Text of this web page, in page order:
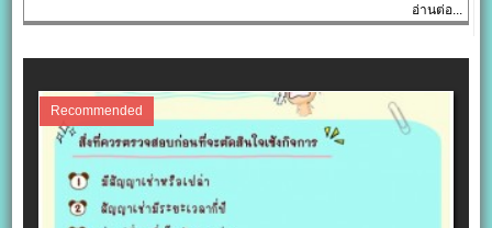
อ่านต่อ...
Recommended